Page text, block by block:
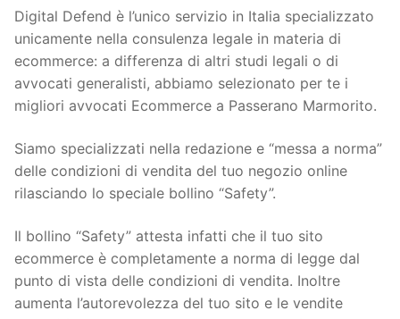
Digital Defend è l’unico servizio in Italia specializzato
unicamente nella consulenza legale in materia di
ecommerce: a differenza di altri studi legali o di
avvocati generalisti, abbiamo selezionato per te i
migliori avvocati Ecommerce a Passerano Marmorito.
Siamo specializzati nella redazione e “messa a norma”
delle condizioni di vendita del tuo negozio online
rilasciando lo speciale bollino “Safety”.
Il bollino “Safety” attesta infatti che il tuo sito
ecommerce è completamente a norma di legge dal
punto di vista delle condizioni di vendita. Inoltre
aumenta l’autorevolezza del tuo sito e le vendite